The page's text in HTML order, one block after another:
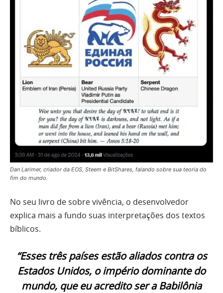
Dan Larimer, criador da EOS, Steem e BitShares, falando sobre sua teoria do
fim do mundo.
No seu livro de sobre vivência, o desenvolvedor
explica mais a fundo suas interpretações dos textos
bíblicos.
“Esses três países estão aliados contra os
Estados Unidos, o império dominante do
mundo, que eu acredito ser a Babilônia